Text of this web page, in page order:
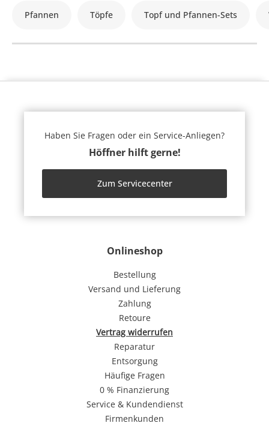
Pfannen Töpfe Topf und Pfannen-Sets
Onlineshop
Bestellung
Versand und Lieferung
Zahlung
Retoure
Vertrag widerrufen
Reparatur
Entsorgung
Häufige Fragen
0 % Finanzierung
Service & Kundendienst
Firmenkunden
Haben Sie Fragen oder ein Service-Anliegen?
Höffner hilft gerne!
Zum Servicecenter